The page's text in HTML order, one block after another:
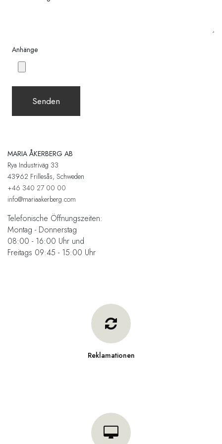
Anhänge
Senden
MARIA ÅKERBERG AB
Rya Industriväg 33
43962 Frillesås, Schweden
+46 340 27 00 00
info@mariaakerberg.com
Telefonische Öffnungszeiten:
Montag - Donnerstag
08:00 - 16:00 Uhr und
Freitags 09:45 - 15:00 Uhr
Reklamationen